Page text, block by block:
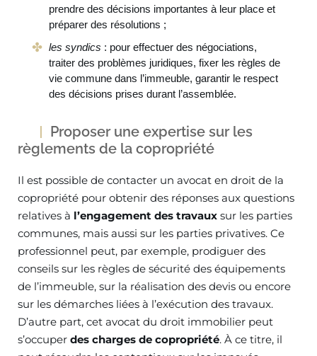
prendre des décisions importantes à leur place et
préparer des résolutions ;
les syndics : pour effectuer des négociations,
traiter des problèmes juridiques, fixer les règles de
vie commune dans l’immeuble, garantir le respect
des décisions prises durant l’assemblée.
Proposer une expertise sur les
règlements de la copropriété
Il est possible de contacter un avocat en droit de la
copropriété pour obtenir des réponses aux questions
relatives à l’engagement des travaux sur les parties
communes, mais aussi sur les parties privatives. Ce
professionnel peut, par exemple, prodiguer des
conseils sur les règles de sécurité des équipements
de l’immeuble, sur la réalisation des devis ou encore
sur les démarches liées à l’exécution des travaux.
D’autre part, cet avocat du droit immobilier peut
s’occuper des charges de copropriété. À ce titre, il